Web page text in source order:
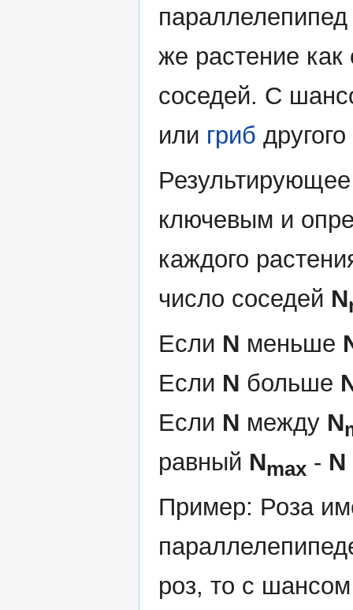
же растение как
соседей. С
или гриб
ключевым и
каждого
число соседей N
Если N меньше
Если N больше
Если N между N
равный Nmax - N
Пример: Роза
роз, то с